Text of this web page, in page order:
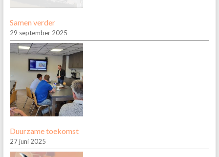
Samen verder
29 september 2025
Duurzame toekomst
27 juni 2025